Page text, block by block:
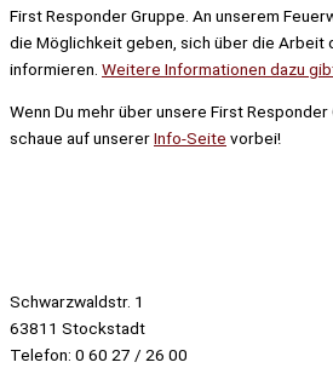
First Responder Gruppe. An unserem
die Möglichkeit geben, sich über die Arbeit
informieren. Weitere Informationen dazu
Wenn Du mehr über unsere First
schaue auf unsererInfo-Seite vorbei!
Schwarzwaldstr. 1
63811 Stockstadt
Telefon: 0 60 27 / 26 00